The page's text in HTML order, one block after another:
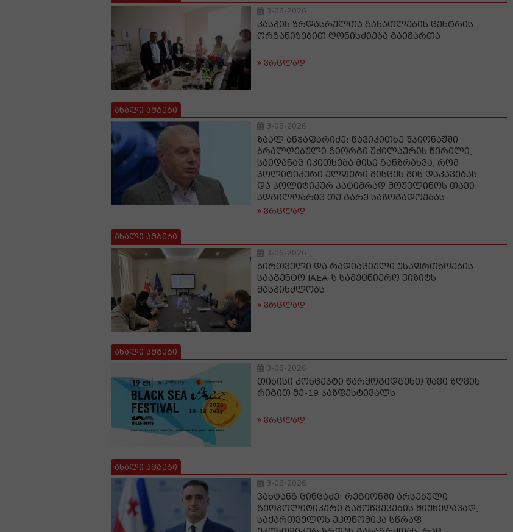
3-06-2026
კასპის ზრდასრულთა განათლების ცენტრის
ორგანიზებით ღონისძიება გაიმართა
ვრცლად
ახალი ამბები
3-06-2026
ზაალ ანჯაფარიძე: წავიკითხე შპიონაჟში
ბრალდებული გიორგი უძილაურის წერილი,
საიდანაც იკითხება მისი განზრახვა, რომ
პოლიტიკური ელფერი მისცეს მის დაკავებას
და პოლიტიკურ პატიმრად მოუვლინოს თავი
ადგილობრივ თუ გარე საზოგადოებას
ვრცლად
ახალი ამბები
3-06-2026
ბირთვული და რადიაციული უსაფრთხოების
სააგენტო IAEA-ს სამეცნიერო ვიზიტს
მასპინძლობს
ვრცლად
ახალი ამბები
3-06-2026
თიბისი კონცეპტი წარმოგიდგენთ შავი ზღვის
რიგით მე-19 ჯაზფესტივალს
ვრცლად
ახალი ამბები
3-06-2026
ვახტანგ ცინცაძე: რეგიონში არსებული
გეოპოლიტიკური გამოწვევების მიუხედავად,
საქართველოს ეკონომიკა სწრაფ